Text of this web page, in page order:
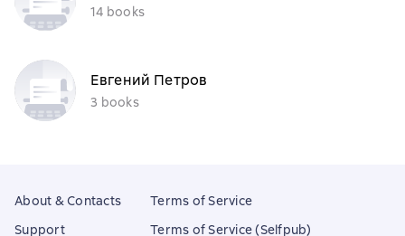
14 books
Евгений Петров
3 books
About & Contacts
Support
Terms of Service
Terms of Service (Selfpub)